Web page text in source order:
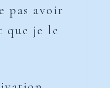
pas avoir
que je le